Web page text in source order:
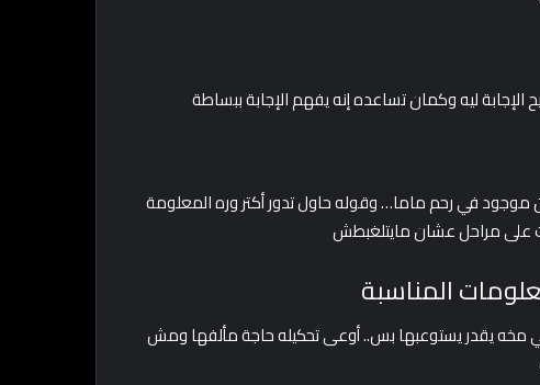
ليه وكمان تساعده إنه يفهم الإجابة ببساطة
موجود في رحم ماما… وقوله حاول تدور أكتر وره المعلومة
على مراحل عشان مايتلغبطش
مخه يقدر يستوعبها بس.. أوعى تحكيله حاجة مألفها ومش